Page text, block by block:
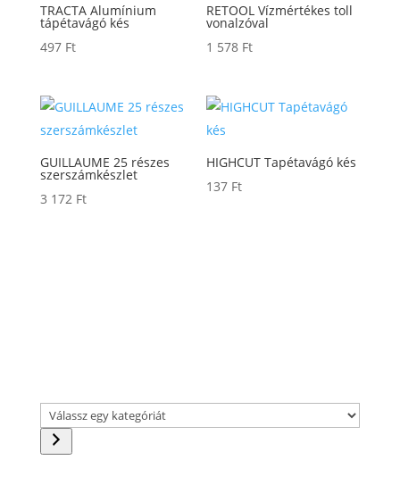
TRACTA Alumínium
tápétavágó kés
497 Ft
RETOOL Vízmértékes toll
vonalzóval
1 578 Ft
GUILLAUME 25 részes
szerszámkészlet
3 172 Ft
HIGHCUT Tapétavágó kés
137 Ft
Válassz
egy
kategóriát